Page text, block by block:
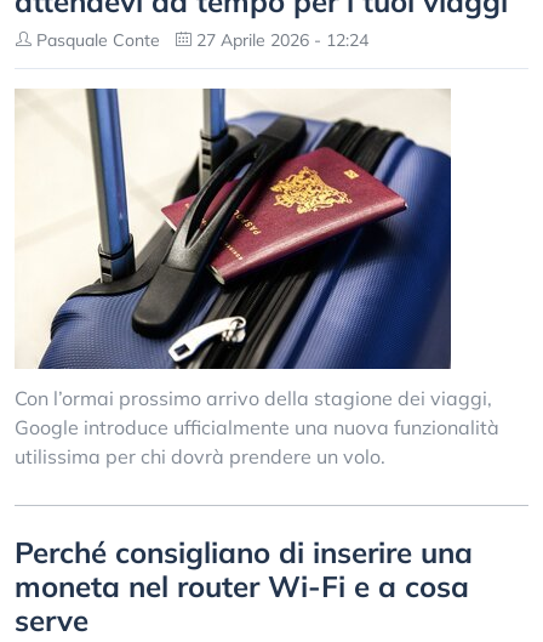
Pasquale Conte 27 Aprile 2026 - 12:24
Con l’ormai prossimo arrivo della stagione dei viaggi,
Google introduce ufficialmente una nuova funzionalità
utilissima per chi dovrà prendere un volo.
Perché consigliano di inserire una
moneta nel router Wi-Fi e a cosa
serve